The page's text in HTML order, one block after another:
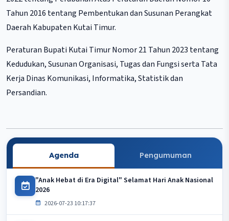
Tahun 2016 tentang Pembentukan dan Susunan Perangkat
Daerah Kabupaten Kutai Timur.
Peraturan Bupati Kutai Timur Nomor 21 Tahun 2023 tentang
Kedudukan, Susunan Organisasi, Tugas dan Fungsi serta Tata
Kerja Dinas Komunikasi, Informatika, Statistik dan
Persandian.
Agenda Pengumuman
"Anak Hebat di Era Digital" Selamat Hari Anak Nasional
2026
2026-07-23 10:17:37